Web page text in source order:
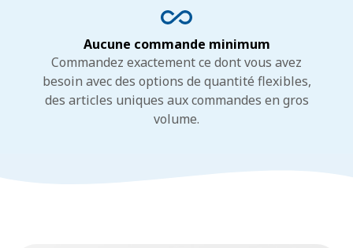
Aucune commande minimum
Commandez exactement ce dont vous avez
besoin avec des options de quantité flexibles,
des articles uniques aux commandes en gros
volume.